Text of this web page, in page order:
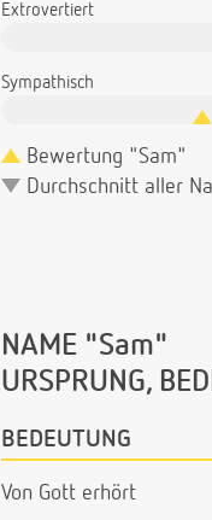
Extrovertiert
Sympathisch
Bewertung "Sam"
Durchschnitt aller
NAME "Sam"
URSPRUNG,
BEDEUTUNG
Von Gott erhört